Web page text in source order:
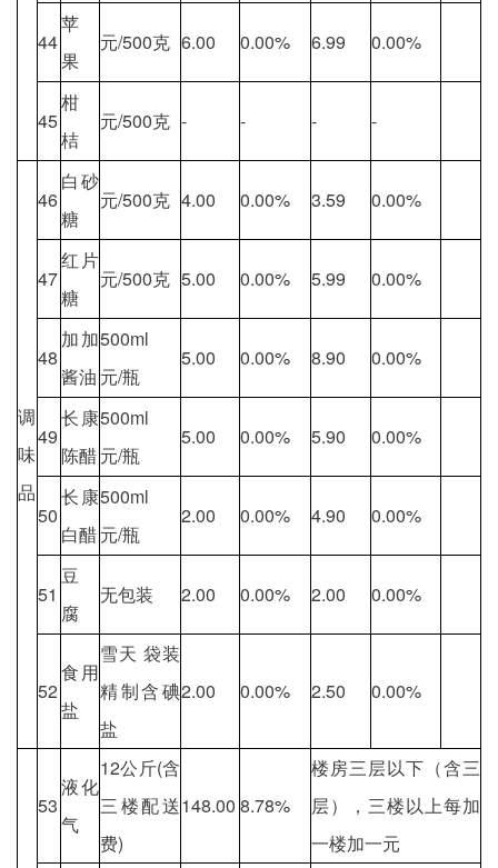
44
苹
果
元/500克 6.00 0.00% 6.99 0.00%
45
柑
桔
元/500克 - - - -
调
味
品
46
白砂
糖
元/500克 4.00 0.00% 3.59 0.00%
47
红片
糖
元/500克 5.00 0.00% 5.99 0.00%
48
加加
酱油
500ml
元/瓶
5.00 0.00% 8.90 0.00%
49
长康
陈醋
500ml
元/瓶
5.00 0.00% 5.90 0.00%
50
长康
白醋
500ml
元/瓶
2.00 0.00% 4.90 0.00%
51
豆
腐
无包装 2.00 0.00% 2.00 0.00%
52
食用
盐
雪天 袋装
精制含碘
盐
2.00 0.00% 2.50 0.00%
53
液化
气
12公斤(含
三楼配送
费)
148.00 8.78%
楼房三层以下（含三
层），三楼以上每加
一楼加一元